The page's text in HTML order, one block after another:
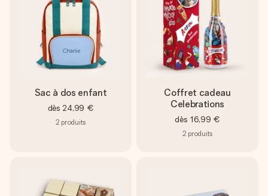
Sac à dos enfant
dès 24,99 €
2 produits
Coffret cadeau
Celebrations
dès 16,99 €
2 produits